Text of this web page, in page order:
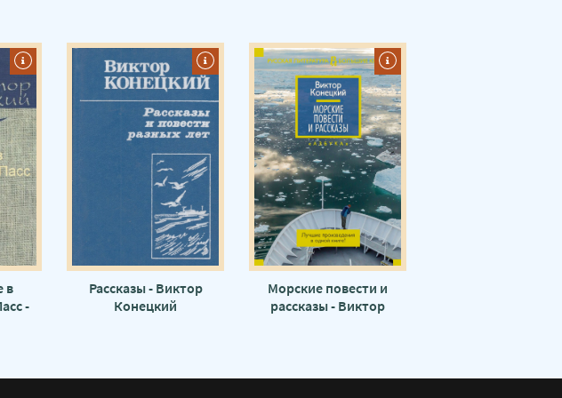
в
-
Рассказы - Виктор
Конецкий
Морские повести и
рассказы - Виктор